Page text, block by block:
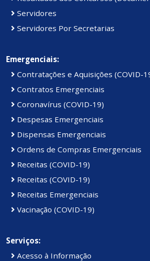
Servidores
Servidores Por Secretarias
Emergenciais:
Contratações e Aquisições (COVID-
Contratos Emergenciais
Coronavírus (COVID-19)
Despesas Emergenciais
Dispensas Emergenciais
Ordens de Compras Emergenciais
Receitas (COVID-19)
Receitas (COVID-19)
Receitas Emergenciais
Vacinação (COVID-19)
Serviços:
Acesso à Informação